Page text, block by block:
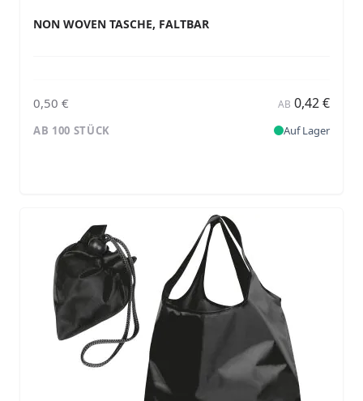
NON WOVEN TASCHE, FALTBAR
0,50 € AB 0,42 €
AB 100 STÜCK Auf Lager